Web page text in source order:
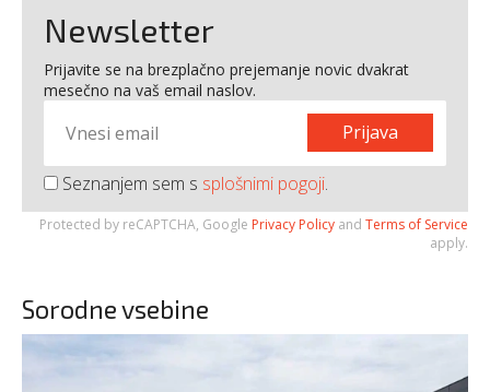
Newsletter
Prijavite se na brezplačno prejemanje novic dvakrat
mesečno na vaš email naslov.
Prijava
Seznanjem sem s splošnimi pogoji.
Protected by reCAPTCHA, Google Privacy Policy and Terms of Service
apply.
Sorodne vsebine